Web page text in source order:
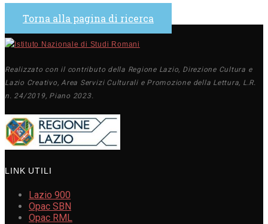
Torna alla pagina di ricerca
Realizzato con il contributo della Regione Lazio, Direzione Cultura e
Lazio Creativo, Area Servizi Culturali e Promozione della Lettura, L.R.
n. 24/2019, Piano 2023.
LINK UTILI
Lazio 900
Opac SBN
Opac RML